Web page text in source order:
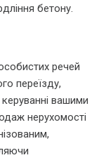
бетону.
речей
переїзду,
вашими
нерухомості